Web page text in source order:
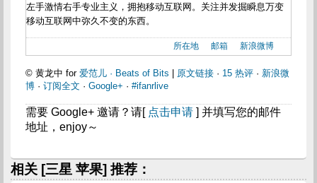
左手激情右手专业主义，拥抱移动互联网。关注并发掘瞬息万变
移动互联网中弥久不变的东西。
所在地 邮箱 新浪微博
© 黄龙中 for 爱范儿 · Beats of Bits 原文链接· 15 热评· 新浪微
博· 订阅全文 · Google+ · #ifanrlive
需要 Google+ 邀请？请[ 点击申请] 并填写您的邮件
地址，enjoy～
相关 [三星 苹果] 推荐：